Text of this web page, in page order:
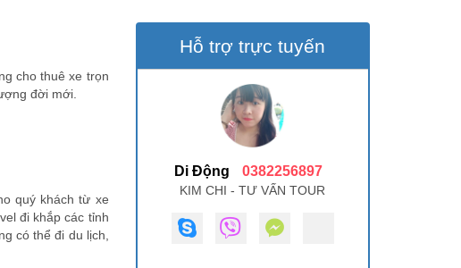
cho thuê xe trọn
đời mới.
quý khách từ xe
đi khắp các tỉnh
có thể đi du lịch,
Hỗ trợ trực tuyến
Di Động 0382256897
KIM CHI - TƯ VẤN TOUR